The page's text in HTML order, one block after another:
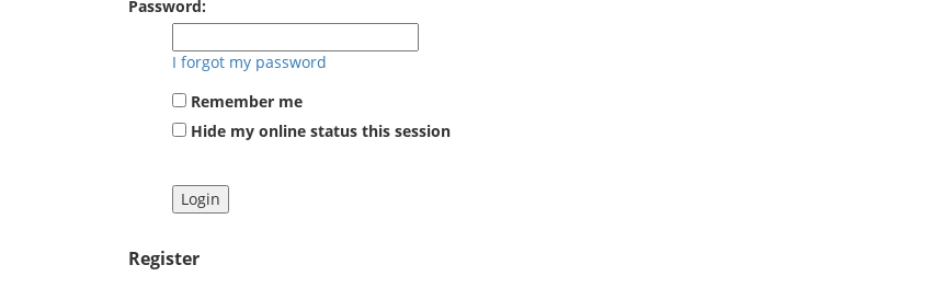
Password:
I forgot my password
Remember me
Hide my online status this session
Register